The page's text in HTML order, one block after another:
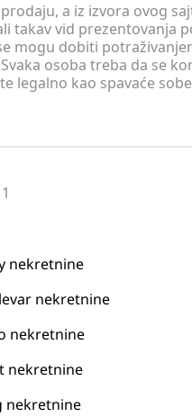
a iz izvora ovog
takav vid prezentovanja
mogu dobiti
osoba treba da se
legalno kao spavaće
nekretnine
nekretnine
nekretnine
nekretnine
nekretnine